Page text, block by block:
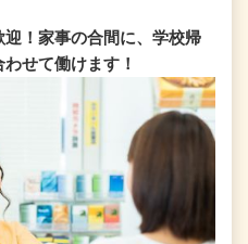
！家事の合間に、学校帰
せて働けます！